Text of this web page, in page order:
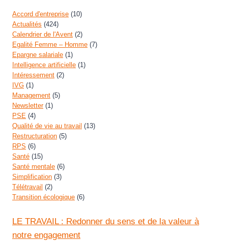
Accord d'entreprise (10)
Actualités (424)
Calendrier de l'Avent (2)
Egalité Femme – Homme (7)
Epargne salariale (1)
Intelligence artificielle (1)
Intéressement (2)
IVG (1)
Management (5)
Newsletter(1)
PSE (4)
Qualité de vie au travail (13)
Restructuration (5)
RPS (6)
Santé (15)
Santé mentale (6)
Simplification (3)
Télétravail (2)
Transition écologique (6)
LE TRAVAIL : Redonner du sens et de la valeur à
notre engagement